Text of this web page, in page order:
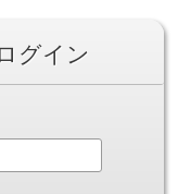
グイン